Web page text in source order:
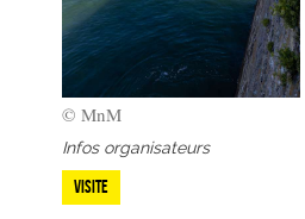
© MnM
Infos organisateurs
Visite